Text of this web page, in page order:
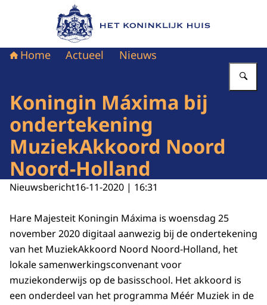
Naar de homepage van Het Koninklijk Huis
Home Actueel Nieuws
Koningin Máxima bij
ondertekening
MuziekAkkoord Noord
Noord-Holland
Nieuwsbericht16-11-2020 | 16:31
Hare Majesteit Koningin Máxima is woensdag 25
november 2020 digitaal aanwezig bij de ondertekening
van het MuziekAkkoord Noord Noord-Holland, het
lokale samenwerkingsconvenant voor
muziekonderwijs op de basisschool. Het akkoord is
een onderdeel van het programma Méér Muziek in de